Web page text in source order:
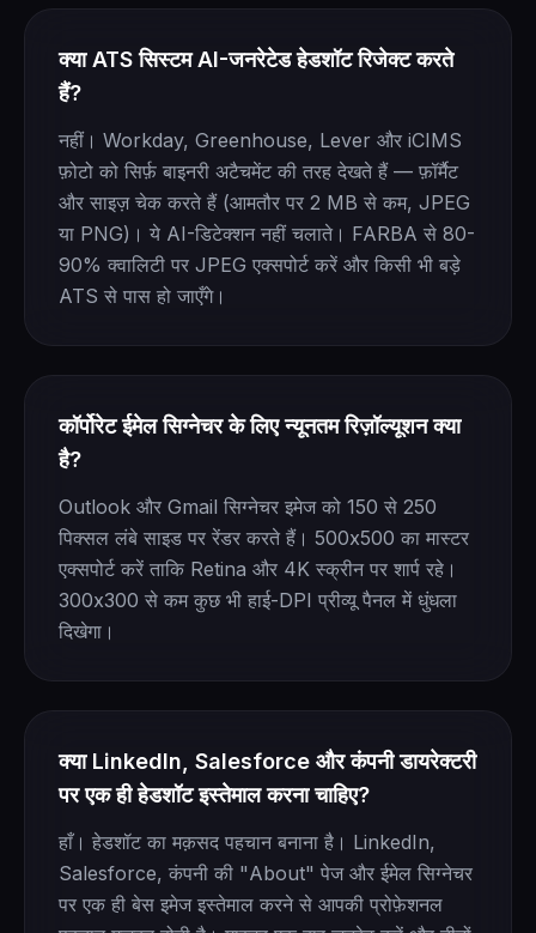
क्या ATS सिस्टम AI-जनरेटेड हेडशॉट रिजेक्ट करते
हैं?
नहीं। Workday, Greenhouse, Lever और iCIMS
फ़ोटो को सिर्फ़ बाइनरी अटैचमेंट की तरह देखते हैं — फ़ॉर्मैट
और साइज़ चेक करते हैं (आमतौर पर 2 MB से कम, JPEG
या PNG)। ये AI-डिटेक्शन नहीं चलाते। FARBA से 80-
90% क्वालिटी पर JPEG एक्सपोर्ट करें और किसी भी बड़े
ATS से पास हो जाएँगे।
कॉर्पोरेट ईमेल सिग्नेचर के लिए न्यूनतम रिज़ॉल्यूशन क्या
है?
Outlook और Gmail सिग्नेचर इमेज को 150 से 250
पिक्सल लंबे साइड पर रेंडर करते हैं। 500x500 का मास्टर
एक्सपोर्ट करें ताकि Retina और 4K स्क्रीन पर शार्प रहे।
300x300 से कम कुछ भी हाई-DPI प्रीव्यू पैनल में धुंधला
दिखेगा।
क्या LinkedIn, Salesforce और कंपनी डायरेक्टरी
पर एक ही हेडशॉट इस्तेमाल करना चाहिए?
हाँ। हेडशॉट का मक़सद पहचान बनाना है। LinkedIn,
Salesforce, कंपनी की "About" पेज और ईमेल सिग्नेचर
पर एक ही बेस इमेज इस्तेमाल करने से आपकी प्रोफ़ेशनल